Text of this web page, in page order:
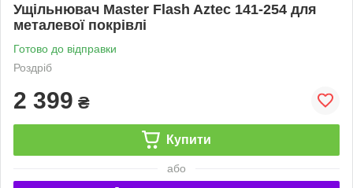
Ущільнювач Master Flash Aztec 141-254 для
металевої покрівлі
Готово до відправки
Роздріб
2 399 ₴
Купити
або